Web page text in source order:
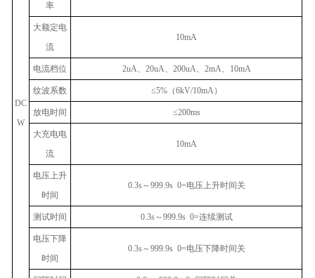
DC
W
率
大额定电
流
10mA
电流档位 2uA 20uA 200uA 2mA 10mA
纹波系数 ≤5%（6kV/10mA ）
放电时间 ≤200ms
大充电电
流
10mA
电压上升
时间
0.3s～999.9s 0=电压上升时间关
测试时间 0.3s～999.9s 0=连续测试
电压下降
时间
0.3s～999.9s 0=电压下降时间关